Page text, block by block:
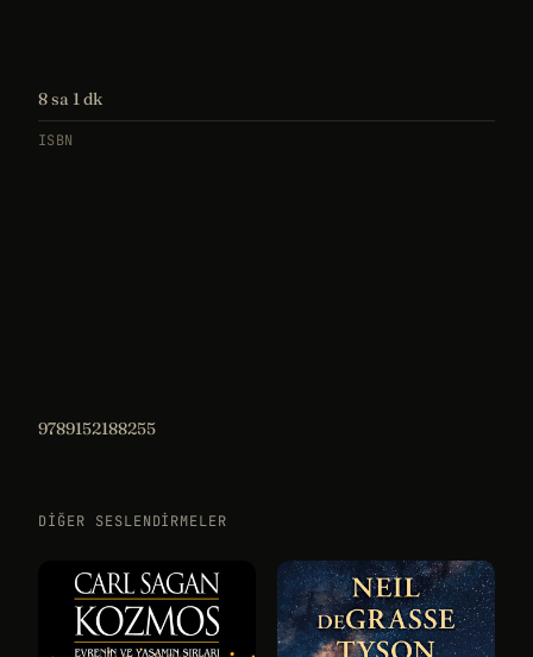
8 sa 1 dk
ISBN
9789152188255
DIĞER SESLENDIRMELER